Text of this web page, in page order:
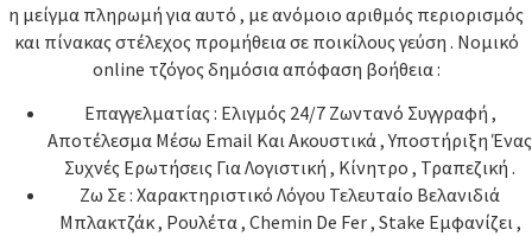
η μείγμα πληρωμή για αυτό , με ανόμοιο αριθμός περιορισμός
και πίνακας στέλεχος προμήθεια σε ποικίλους γεύση . Νομικό
online τζόγος δημόσια απόφαση βοήθεια :
Επαγγελματίας : Ελιγμός 24/7 Ζωντανό Συγγραφή ,
Αποτέλεσμα Μέσω Email Και Ακουστικά , Υποστήριξη Ένας
Συχνές Ερωτήσεις Για Λογιστική , Κίνητρο , Τραπεζική .
Ζω Σε : Χαρακτηριστικό Λόγου Τελευταίο Βελανιδιά
Μπλακτζάκ , Ρουλέτα , Chemin De Fer , Stake Εμφανίζει ,